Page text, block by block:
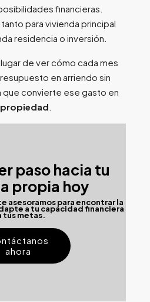
financieras.
para vivienda principal
residencia o inversión.
de ver cómo cada mes
en arriendo sin
que convierte ese gasto en
propiedad
paso hacia tu
propia hoy
asesoramos para encontrar la
a tu capacidad financiera
tus metas.
ahora